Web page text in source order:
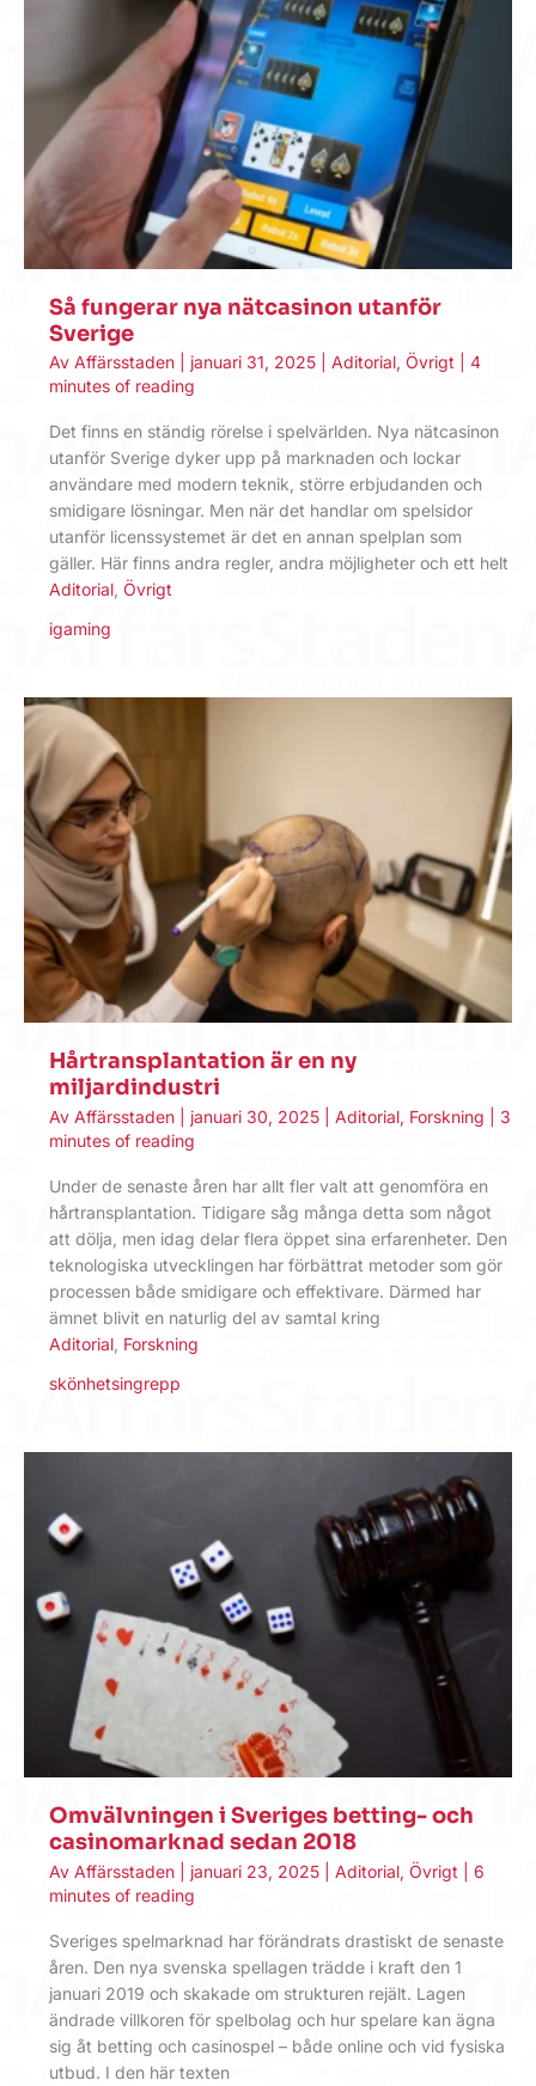
Så fungerar nya nätcasinon utanför
Sverige
Av Affärsstaden januari 31, 2025 Aditorial, Övrigt
4
minutes of reading
Det finns en ständig rörelse i spelvärlden. Nya nätcasinon
utanför Sverige dyker upp på marknaden och lockar
användare med modern teknik, större erbjudanden och
smidigare lösningar. Men när det handlar om spelsidor
utanför licenssystemet är det en annan spelplan som
gäller. Här finns andra regler, andra möjligheter och ett helt
Aditorial Övrigt
igaming
Hårtransplantation är en ny
miljardindustri
Av Affärsstaden januari 30, 2025 Aditorial, Forskning
3
minutes of reading
Under de senaste åren har allt fler valt att genomföra en
hårtransplantation. Tidigare såg många detta som något
att dölja, men idag delar flera öppet sina erfarenheter. Den
teknologiska utvecklingen har förbättrat metoder som gör
processen både smidigare och effektivare. Därmed har
ämnet blivit en naturlig del av samtal kring
Aditorial Forskning
skönhetsingrepp
Omvälvningen i Sveriges betting- och
casinomarknad sedan 2018
Av Affärsstaden januari 23, 2025 Aditorial, Övrigt
6
minutes of reading
Sveriges spelmarknad har förändrats drastiskt de senaste
åren. Den nya svenska spellagen trädde i kraft den 1
januari 2019 och skakade om strukturen rejält. Lagen
ändrade villkoren för spelbolag och hur spelare kan ägna
sig åt betting och casinospel – både online och vid fysiska
utbud. I den här texten